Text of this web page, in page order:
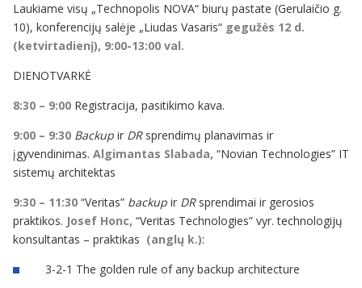
Laukiame visų „Technopolis NOVA“ biurų pastate (Gerulaičio g.
10), konferencijų salėje „Liudas Vasaris“ gegužės 12 d.
(ketvirtadienį), 9:00-13:00 val.
DIENOTVARKĖ
8:30 – 9:00 Registracija, pasitikimo kava.
9:00 – 9:30 Backup ir DR sprendimų planavimas ir
įgyvendinimas. Algimantas Slabada, “Novian Technologies” IT
sistemų architektas
9:30 – 11:30 “Veritas” backup ir DRsprendimai ir gerosios
praktikos. Josef Honc, “Veritas Technologies” vyr. technologijų
konsultantas – praktikas (anglų k.):
3-2-1 The golden rule of any backup architecture